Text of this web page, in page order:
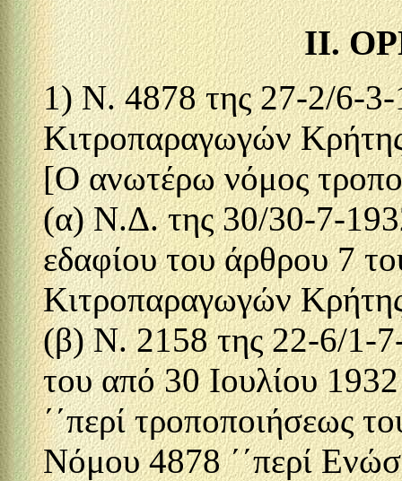
IΙ.
1) Ν. 4878 της 27-2/6-
Κιτροπαραγωγών
[Ο ανωτέρω νόμος
(α) Ν.Δ. της 30/30-7-
εδαφίου του άρθρου 7
Κιτροπαραγωγών
(β) Ν. 2158 της 22-6/1-
του από 30 Ιουλίου
΄΄περί τροποποιήσεως
Νόμου 4878 ΄΄περί